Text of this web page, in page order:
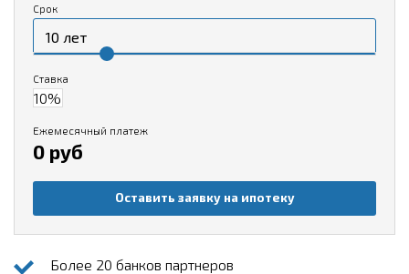
Срок
Ставка
Ежемесячный платеж
0 руб
Оставить заявку на ипотеку
Более 20 банков партнеров